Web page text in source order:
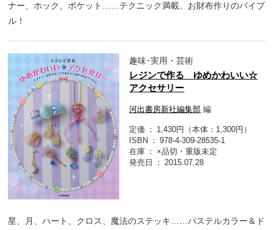
ナー、ホック、ポケット……テクニック満載、お財布作りのバイブ
ル！
趣味･実用・芸術
レジンで作る ゆめかわいい☆
アクセサリー
河出書房新社編集部 編
定価
1,430円（本体：1,300円）
ISBN
978-4-309-28535-1
在庫
×品切・重版未定
発売日
2015.07.28
星、月、ハート、クロス、魔法のステッキ……パステルカラー＆ド